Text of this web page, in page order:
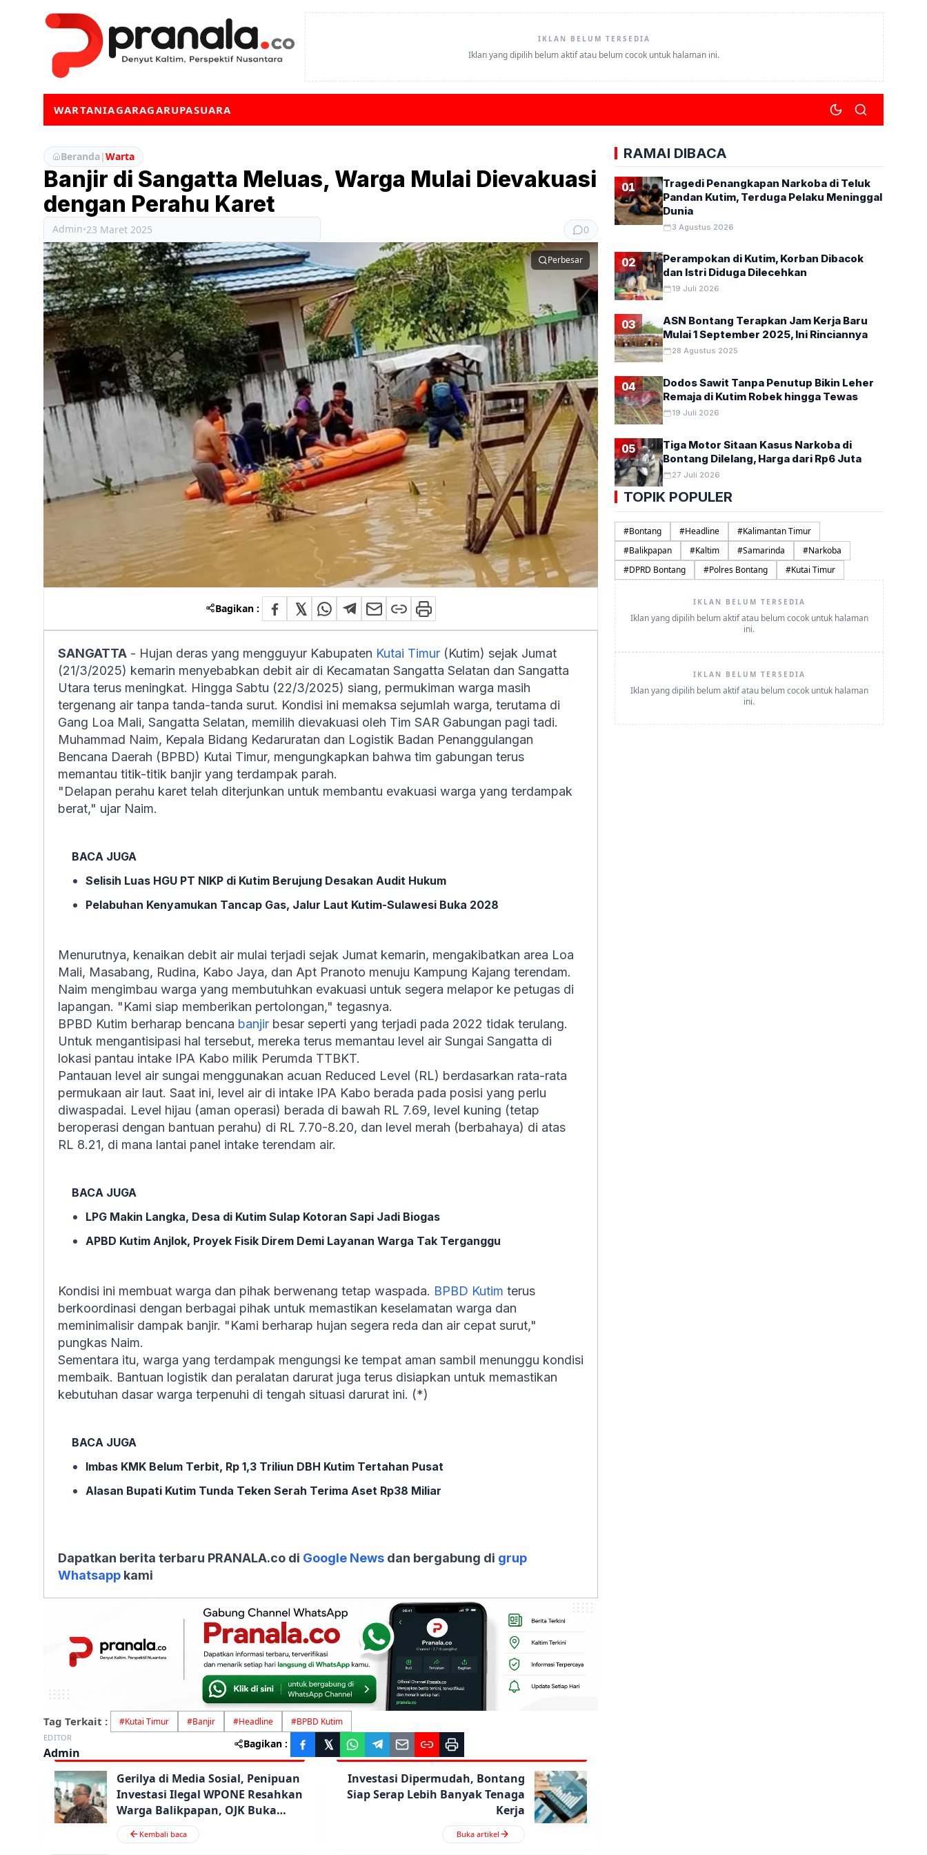
IKLAN BELUM TERSEDIA
Iklan yang dipilih belum aktif atau belum cocok untuk halaman ini.
WARTANIAGARAGARUPASUARA
Beranda|Warta
Banjir di Sangatta Meluas, Warga Mulai Dievakuasi
dengan Perahu Karet
Admin•23 Maret 2025 0
Perbesar
Bagikan :
SANGATTA - Hujan deras yang mengguyur Kabupaten Kutai Timur (Kutim) sejak Jumat
(21/3/2025) kemarin menyebabkan debit air di Kecamatan Sangatta Selatan dan Sangatta
Utara terus meningkat. Hingga Sabtu (22/3/2025) siang, permukiman warga masih
tergenang air tanpa tanda-tanda surut. Kondisi ini memaksa sejumlah warga, terutama di
Gang Loa Mali, Sangatta Selatan, memilih dievakuasi oleh Tim SAR Gabungan pagi tadi.
Muhammad Naim, Kepala Bidang Kedaruratan dan Logistik Badan Penanggulangan
Bencana Daerah (BPBD) Kutai Timur, mengungkapkan bahwa tim gabungan terus
memantau titik-titik banjir yang terdampak parah.
"Delapan perahu karet telah diterjunkan untuk membantu evakuasi warga yang terdampak
berat," ujar Naim.
BACA JUGA
Selisih Luas HGU PT NIKP di Kutim Berujung Desakan Audit Hukum
Pelabuhan Kenyamukan Tancap Gas, Jalur Laut Kutim-Sulawesi Buka 2028
Menurutnya, kenaikan debit air mulai terjadi sejak Jumat kemarin, mengakibatkan area Loa
Mali, Masabang, Rudina, Kabo Jaya, dan Apt Pranoto menuju Kampung Kajang terendam.
Naim mengimbau warga yang membutuhkan evakuasi untuk segera melapor ke petugas di
lapangan. "Kami siap memberikan pertolongan," tegasnya.
BPBD Kutim berharap bencana banjir besar seperti yang terjadi pada 2022 tidak terulang.
Untuk mengantisipasi hal tersebut, mereka terus memantau level air Sungai Sangatta di
lokasi pantau intake IPA Kabo milik Perumda TTBKT.
Pantauan level air sungai menggunakan acuan Reduced Level (RL) berdasarkan rata-rata
permukaan air laut. Saat ini, level air di intake IPA Kabo berada pada posisi yang perlu
diwaspadai. Level hijau (aman operasi) berada di bawah RL 7.69, level kuning (tetap
beroperasi dengan bantuan perahu) di RL 7.70-8.20, dan level merah (berbahaya) di atas
RL 8.21, di mana lantai panel intake terendam air.
BACA JUGA
LPG Makin Langka, Desa di Kutim Sulap Kotoran Sapi Jadi Biogas
APBD Kutim Anjlok, Proyek Fisik Direm Demi Layanan Warga Tak Terganggu
Kondisi ini membuat warga dan pihak berwenang tetap waspada. BPBD Kutim terus
berkoordinasi dengan berbagai pihak untuk memastikan keselamatan warga dan
meminimalisir dampak banjir. "Kami berharap hujan segera reda dan air cepat surut,"
pungkas Naim.
Sementara itu, warga yang terdampak mengungsi ke tempat aman sambil menunggu kondisi
membaik. Bantuan logistik dan peralatan darurat juga terus disiapkan untuk memastikan
kebutuhan dasar warga terpenuhi di tengah situasi darurat ini. (*)
BACA JUGA
Imbas KMK Belum Terbit, Rp 1,3 Triliun DBH Kutim Tertahan Pusat
Alasan Bupati Kutim Tunda Teken Serah Terima Aset Rp38 Miliar
Dapatkan berita terbaru PRANALA.co di Google News dan bergabung di grup
Whatsapp kami
Tag Terkait : #Kutai Timur #Banjir #Headline #BPBD Kutim
EDITOR
Admin
Bagikan :
Gerilya di Media Sosial, Penipuan
Investasi Ilegal WPONE Resahkan
Warga Balikpapan, OJK Buka
Suara
Kembali baca
Investasi Dipermudah, Bontang
Siap Serap Lebih Banyak Tenaga
Kerja
Buka artikel
RAMAI DIBACA
01
Tragedi Penangkapan Narkoba di Teluk
Pandan Kutim, Terduga Pelaku Meninggal
Dunia
3 Agustus 2026
02
Perampokan di Kutim, Korban Dibacok
dan Istri Diduga Dilecehkan
19 Juli 2026
03
ASN Bontang Terapkan Jam Kerja Baru
Mulai 1 September 2025, Ini Rinciannya
28 Agustus 2025
04
Dodos Sawit Tanpa Penutup Bikin Leher
Remaja di Kutim Robek hingga Tewas
19 Juli 2026
05
Tiga Motor Sitaan Kasus Narkoba di
Bontang Dilelang, Harga dari Rp6 Juta
27 Juli 2026
TOPIK POPULER
#Bontang #Headline #Kalimantan Timur
#Balikpapan #Kaltim #Samarinda #Narkoba
#DPRD Bontang #Polres Bontang #Kutai Timur
IKLAN BELUM TERSEDIA
Iklan yang dipilih belum aktif atau belum cocok untuk halaman
ini.
IKLAN BELUM TERSEDIA
Iklan yang dipilih belum aktif atau belum cocok untuk halaman
ini.